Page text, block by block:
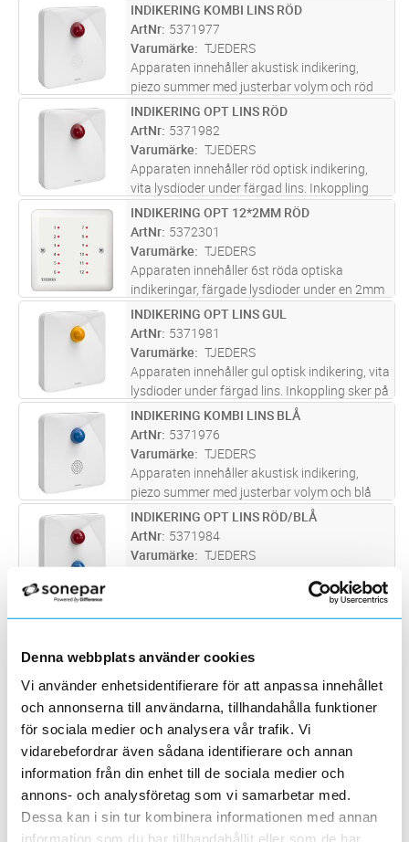
Denna webbplats använder cookies
Vi använder enhetsidentifierare för att anpassa innehållet
och annonserna till användarna, tillhandahålla funktioner
för sociala medier och analysera vår trafik. Vi
vidarebefordrar även sådana identifierare och annan
information från din enhet till de sociala medier och
annons- och analysföretag som vi samarbetar med.
Dessa kan i sin tur kombinera informationen med annan
information som du har tillhandahållit eller som de har
ST Lägg i kundvagn
INDIKERING KOMBI LINS RÖD
ArtNr 5371977
Varumärke
TJEDERS
Apparaten innehåller akustisk indikering,
piezo summer med justerbar volym och röd
optisk indikering, färgade lysdioder under
färgad lins. Fast eller intermittent indikering
för summer resp. optiska
ST Lägg i kundvagn
INDIKERING OPT LINS RÖD
ArtNr 5371982
Varumärke
TJEDERS
Apparaten innehåller röd optisk indikering,
vita lysdioder under färgad lins. Inkoppling
sker på skruvplint med trådskydd. För infällt
montage i rund apparatdosa c/c 60mm eller
utanpåliggande i väggr
ST Lägg i kundvagn
INDIKERING OPT 12*2MM RÖD
ArtNr 5372301
Varumärke
TJEDERS
Apparaten innehåller 6st röda optiska
indikeringar, färgade lysdioder under en 2mm
ljusledare i locket. Tryck på locket: Numrering
“1-12”. Inkoppling sker på skruvplint med
trådskydd. För infällt mon
ST Lägg i kundvagn
INDIKERING OPT LINS GUL
ArtNr 5371981
Varumärke
TJEDERS
Apparaten innehåller gul optisk indikering, vita
lysdioder under färgad lins. Inkoppling sker på
skruvplint med trådskydd. För infällt montage
i rund apparatdosa c/c 60mm eller
utanpåliggande i väggr
ST Lägg i kundvagn
INDIKERING KOMBI LINS BLÅ
ArtNr 5371976
Varumärke
TJEDERS
Apparaten innehåller akustisk indikering,
piezo summer med justerbar volym och blå
optisk indikering, färgade lysdioder under
färgad lins. Fast eller intermittent indikering
för summer resp. optiska
ST Lägg i kundvagn
INDIKERING OPT LINS RÖD/BLÅ
ArtNr 5371984
Varumärke
TJEDERS
vita lysdioder under färgad lins och 1st blå
trådskydd. För infä...läs mer
ST Lägg i kundvagn
INDIKERING OPT LINS RÖD/GRÖN
Varumärke TJEDERS
Apparaten innehåller 1st röd optisk indikering,
vita lysdioder under färgad lins och 1stgrön
optisk indikering, vita lysdioder under färgad
lins. Inkoppling sker på skruvplint med
trådskydd. För infä...läs mer
ST Lägg i kundvagn
INDIKERING OPT 6*2MM RÖD
ArtNr 5372300
Varumärke TJEDERS
Apparaten innehåller 6st röda optiska
indikeringar, färgade lysdioder under en 2mm
Apparaten innehåller 6st röda optiska
indikeringar, färgade lysdioder under en 2mm
ST Lägg i kundvagn
INDIKERING OPT LINS BLÅ